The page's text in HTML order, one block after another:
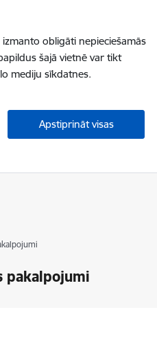
obligāti nepieciešamās
šajā vietnē var tikt
mediju sīkdatnes.
Apstiprināt visas
pakalpojumi